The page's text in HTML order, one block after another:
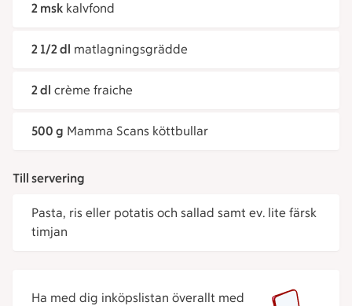
2 msk kalvfond
2 1/2 dl matlagningsgrädde
2 dl crème fraiche
500 g Mamma Scans köttbullar
Till servering
Pasta, ris eller potatis och sallad samt ev. lite färsk
timjan
Ha med dig inköpslistan överallt med